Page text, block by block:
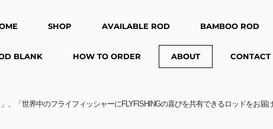
SHOP AVAILABLE ROD BAMBOO ROD
BLANK HOW TO ORDER ABOUT CONTACT
「世界中のフライフィッシャーにFLYFISHINGの喜びを共有できるロッドをお届